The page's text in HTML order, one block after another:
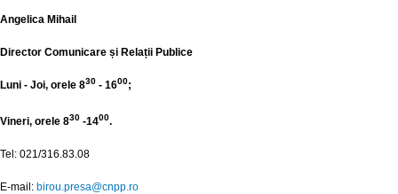
Angelica Mihail
Director Comunicare și Relații Publice
Luni - Joi, orele 830 - 1600;
Vineri, orele 830 -1400.
Tel: 021/316.83.08
E-mail: birou.presa@cnpp.ro